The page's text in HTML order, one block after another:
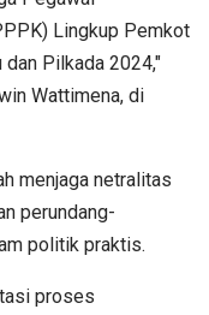
Lingkup Pemkot
Pilkada 2024,"
Wattimena, di
menjaga netralitas
perundang-
politik praktis.
proses